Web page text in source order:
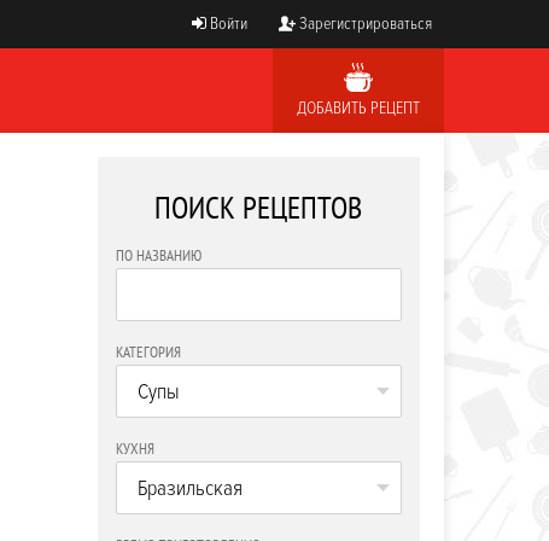
Войти Зарегистрироваться
ДОБАВИТЬ РЕЦЕПТ
ПОИСК РЕЦЕПТОВ
ПО НАЗВАНИЮ
КАТЕГОРИЯ
Супы
КУХНЯ
Бразильская